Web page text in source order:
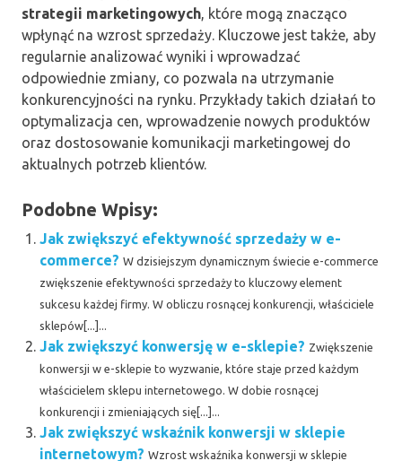
strategii marketingowych, które mogą znacząco
wpłynąć na wzrost sprzedaży. Kluczowe jest także, aby
regularnie analizować wyniki i wprowadzać
odpowiednie zmiany, co pozwala na utrzymanie
konkurencyjności na rynku. Przykłady takich działań to
optymalizacja cen, wprowadzenie nowych produktów
oraz dostosowanie komunikacji marketingowej do
aktualnych potrzeb klientów.
Podobne Wpisy:
Jak zwiększyć efektywność sprzedaży w e-
commerce? W dzisiejszym dynamicznym świecie e-commerce
zwiększenie efektywności sprzedaży to kluczowy element
sukcesu każdej firmy. W obliczu rosnącej konkurencji, właściciele
sklepów[...]...
Jak zwiększyć konwersję w e-sklepie? Zwiększenie
konwersji w e-sklepie to wyzwanie, które staje przed każdym
właścicielem sklepu internetowego. W dobie rosnącej
konkurencji i zmieniających się[...]...
Jak zwiększyć wskaźnik konwersji w sklepie
internetowym? Wzrost wskaźnika konwersji w sklepie